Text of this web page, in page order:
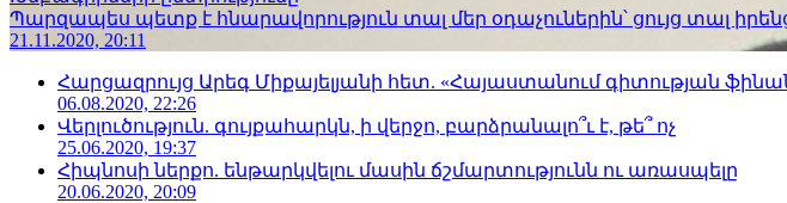
Պարզապես պետք է հնարավորություն տալ մեր օդաչուներին՝ ցույց տալ
21.11.2020, 20:11
Հարցազրույց Արեգ Միքայելյանի հետ. «Հայաստանում գիտության
06.08.2020, 22:26
Վերլուծություն. գույքահարկն, ի վերջո, բարձրանալո՞ւ է, թե՞ ոչ
25.06.2020, 19:37
Հիպնոսի ներքո. ենթարկվելու մասին ճշմարտությունն ու առասպելը
20.06.2020, 20:09